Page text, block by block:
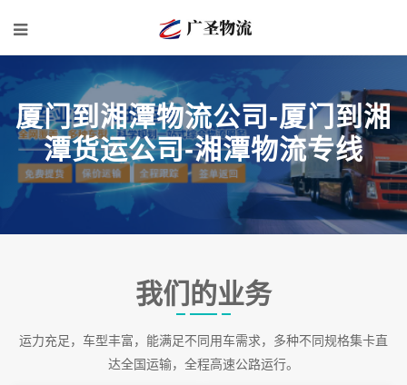
厦门到湘潭物流公司-厦门到湘
潭货运公司-湘潭物流专线
我们的业务
运力充足，车型丰富，能满足不同用车需求，多种不同规格集卡直
达全国运输，全程高速公路运行。